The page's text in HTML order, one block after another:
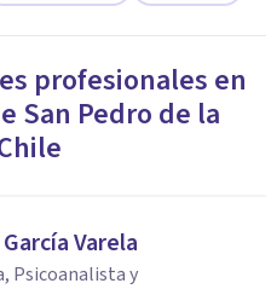
profesionales en
San Pedro de la
Varela
Psicoanalista y